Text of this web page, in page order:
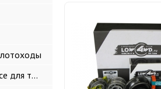
Газель, Соболь все для тюнинга